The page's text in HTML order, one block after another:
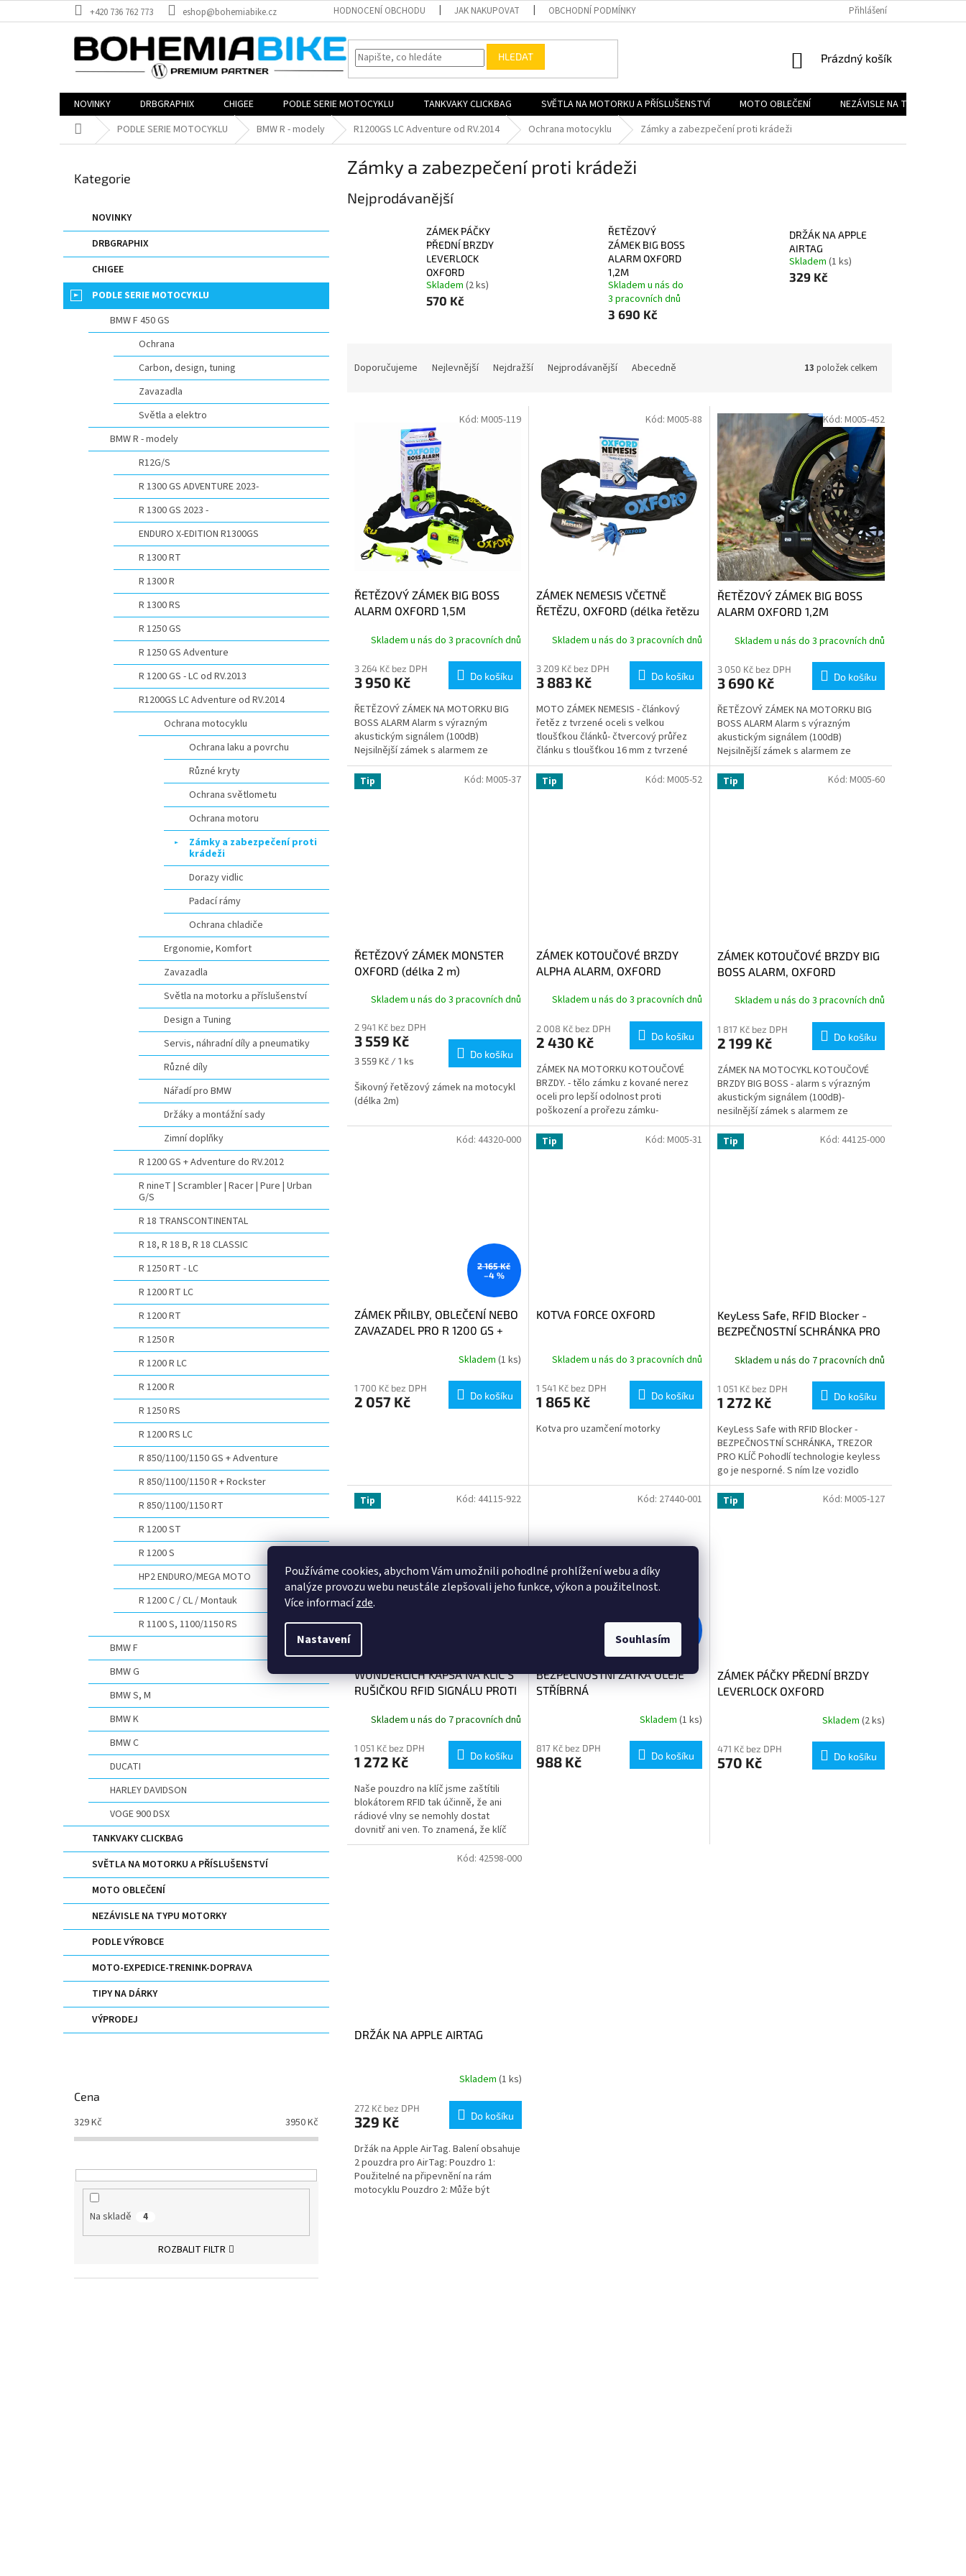
Používáme cookies, abychom Vám umožnili pohodlné prohlížení webu a díky
analýze provozu webu neustále zlepšovali jeho funkce, výkon a použitelnost.
Více informacízde.
Nastavení Souhlasím
na
+420 736 762 773 eshop@bohemiabike.cz HODNOCENÍ OBCHODU JAK NAKUPOVAT OBCHODNÍ PODMÍNKY REKLAMAČNÍ ŘÁD
Přihlášení
HLEDAT
NÁKUPNÍ
Prázdný košík
NOVINKY DRBGRAPHIX CHIGEE PODLE SERIE MOTOCYKLU TANKVAKY CLICKBAG SVĚTLA NA MOTORKU A PŘÍSLUŠENSTVÍ MOTO OBLEČENÍ
NEZÁVISLE NA TYPU
Domů PODLE SERIE MOTOCYKLU BMW R - modely R1200GS LC Adventure od RV.2014 Ochrana motocyklu Zámky a zabezpečení proti krádeži
a
n
a
Přeskočit
Kategorie
NOVINKY
DRBGRAPHIX
CHIGEE
PODLE SERIE MOTOCYKLU
BMW F 450 GS
Ochrana
Carbon, design, tuning
Zavazadla
Světla a elektro
BMW R - modely
R12G/S
R 1300 GS ADVENTURE 2023-
R 1300 GS 2023 -
ENDURO X-EDITION R1300GS
R 1300 RT
R 1300 R
R 1300 RS
R 1250 GS
R 1250 GS Adventure
R 1200 GS - LC od RV.2013
R1200GS LC Adventure od RV.2014
Ochrana motocyklu
Ochrana laku a povrchu
Různé kryty
Ochrana světlometu
Ochrana motoru
Zámky a zabezpečení proti
krádeži
Dorazy vidlic
Padací rámy
Ochrana chladiče
Ergonomie, Komfort
Zavazadla
Světla na motorku a příslušenství
Design a Tuning
Servis, náhradní díly a pneumatiky
Různé díly
Nářadí pro BMW
Držáky a montážní sady
Zimní doplňky
R 1200 GS + Adventure do RV.2012
R nineT | Scrambler | Racer | Pure | Urban
G/S
R 18 TRANSCONTINENTAL
R 18, R 18 B, R 18 CLASSIC
R 1250 RT - LC
R 1200 RT LC
R 1200 RT
R 1250 R
R 1200 R LC
R 1200 R
R 1250 RS
R 1200 RS LC
R 850/1100/1150 GS + Adventure
R 850/1100/1150 R + Rockster
R 850/1100/1150 RT
R 1200 ST
R 1200 S
HP2 ENDURO/MEGA MOTO
R 1200 C / CL / Montauk
R 1100 S, 1100/1150 RS
BMW F
BMW G
BMW S, M
BMW K
BMW C
DUCATI
HARLEY DAVIDSON
VOGE 900 DSX
TANKVAKY CLICKBAG
SVĚTLA NA MOTORKU A PŘÍSLUŠENSTVÍ
MOTO OBLEČENÍ
NEZÁVISLE NA TYPU MOTORKY
PODLE VÝROBCE
MOTO-EXPEDICE-TRENINK-DOPRAVA
TIPY NA DÁRKY
VÝPRODEJ
Cena
329Kč 3950Kč
Na skladě 4
ROZBALIT FILTR
Zámky a zabezpečení proti krádeži
Nejprodávanější
ZÁMEK PÁČKY
PŘEDNÍ BRZDY
LEVERLOCK
OXFORD
Skladem (2 ks)
570 Kč
ŘETĚZOVÝ
ZÁMEK BIG BOSS
ALARM OXFORD
1,2M
Skladem u nás do
3 pracovních dnů
3 690 Kč
DRŽÁK NA APPLE
AIRTAG
Skladem(1 ks)
329 Kč
Doporučujeme Nejlevnější Nejdražší Nejprodávanější Abecedně 13 položek celkem
ŘETĚZOVÝ ZÁMEK BIG BOSS
ALARM OXFORD 1,5M
Skladem u nás do 3 pracovních dnů
3 264 Kč bez DPH
3 950 Kč Do košíku
ŘETĚZOVÝ ZÁMEK NA MOTORKU BIG
BOSS ALARM Alarm s výrazným
akustickým signálem (100dB)
Nejsilnější zámek s alarmem ze
sortimentu Oxford v kombinaci...
Kód: M005-119
ZÁMEK NEMESIS VČETNĚ
ŘETĚZU, OXFORD (délka řetězu
Skladem u nás do 3 pracovních dnů
3 209 Kč bez DPH
3 883 Kč Do košíku
MOTO ZÁMEK NEMESIS - článkový
řetěz z tvrzené oceli s velkou
tloušťkou článků- čtvercový průřez
článku s tloušťkou 16 mm z tvrzené
Chrom Molybdenové...
Kód:M005-88
ŘETĚZOVÝ ZÁMEK BIG BOSS
ALARM OXFORD 1,2M
Skladem u nás do 3 pracovních dnů
3 050 Kč bez DPH
3 690 Kč Do košíku
ŘETĚZOVÝ ZÁMEK NA MOTORKU BIG
BOSS ALARM Alarm s výrazným
akustickým signálem (100dB)
Nejsilnější zámek s alarmem ze
sortimentu Oxford v kombinaci...
Kód: M005-452
Tip
ŘETĚZOVÝ ZÁMEK MONSTER
OXFORD (délka 2 m)
Skladem u nás do 3 pracovních dnů
2 941 Kč bez DPH
3 559 Kč
Měrná
3 559 Kč / 1 ks
Do košíku
Šikovný řetězový zámek na motocykl
(délka 2m)
Kód: M005-37 Tip
ZÁMEK KOTOUČOVÉ BRZDY
ALPHA ALARM, OXFORD
Skladem u nás do 3 pracovních dnů
2 008 Kč bez DPH
2 430 Kč Do košíku
ZÁMEK NA MOTORKU KOTOUČOVÉ
BRZDY. - tělo zámku z kované nerez
oceli pro lepší odolnost proti
poškození a prořezu zámku-
integrovaný alarm s polohovým
čidlem,...
Kód:M005-52 Tip
ZÁMEK KOTOUČOVÉ BRZDY BIG
BOSS ALARM, OXFORD
Skladem u nás do 3 pracovních dnů
1 817 Kč bez DPH
2 199 Kč Do košíku
ZÁMEK NA MOTOCYKL KOTOUČOVÉ
BRZDY BIG BOSS - alarm s výrazným
akustickým signálem (100dB)-
nesilnější zámek s alarmem ze
sortimentu Oxford- tělo zámku...
Kód: M005-60
2 165 Kč
–4 %
ZÁMEK PŘILBY, OBLEČENÍ NEBO
ZAVAZADEL PRO R 1200 GS +
Skladem (1 ks)
1 700 Kč bez DPH
2 057 Kč Do košíku
Kód: 44320-000 Tip
KOTVA FORCE OXFORD
Skladem u nás do 3 pracovních dnů
1 541 Kč bez DPH
1 865 Kč Do košíku
Kotva pro uzamčení motorky
Kód:M005-31 Tip
KeyLess Safe, RFID Blocker -
BEZPEČNOSTNÍ SCHRÁNKA PRO
Skladem u nás do 7 pracovních dnů
1 051 Kč bez DPH
1 272 Kč Do košíku
KeyLess Safe with RFID Blocker -
BEZPEČNOSTNÍ SCHRÁNKA, TREZOR
PRO KLÍČ Pohodlí technologie keyless
go je nesporné. S ním lze vozidlo
snadno zprovoznit, aniž byste se
museli...
Kód: 44125-000
Tip
WUNDERLICH KAPSA NA KLÍČ S
RUŠIČKOU RFID SIGNÁLU PROTI
Skladem u nás do 7 pracovních dnů
1 051 Kč bez DPH
1 272 Kč Do košíku
Naše pouzdro na klíč jsme zaštítili
blokátorem RFID tak účinně, že ani
rádiové vlny se nemohly dostat
dovnitř ani ven. To znamená, že klíč
Keyless Go zůstává nenapadnutelný
Kód: 44115-922
1 040 Kč
BEZPEČNOSTNÍ ZÁTKA OLEJE
STŘÍBRNÁ
Skladem(1 ks)
817 Kč bez DPH
988 Kč Do košíku
Kód: 27440-001 Tip
ZÁMEK PÁČKY PŘEDNÍ BRZDY
LEVERLOCK OXFORD
Skladem (2 ks)
471 Kč bez DPH
570 Kč Do košíku
Kód: M005-127
DRŽÁK NA APPLE AIRTAG
Skladem (1 ks)
272 Kč bez DPH
329 Kč Do košíku
Držák na Apple AirTag. Balení obsahuje
2 pouzdra pro AirTag: Pouzdro 1:
Použitelné na připevnění na rám
motocyklu Pouzdro 2: Může být
Kód: 42598-000